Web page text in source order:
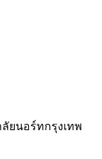
ยนอร์ทกรุงเทพ